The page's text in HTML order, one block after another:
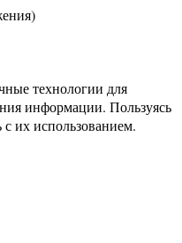
технологии для
информации. Пользуясь
их использованием.